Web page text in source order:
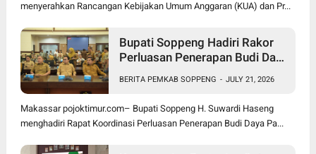
menyerahkan Rancangan Kebijakan Umum Anggaran (KUA) dan Pr...
Bupati Soppeng Hadiri Rakor
Perluasan Penerapan Budi Daya
BERITA PEMKAB SOPPENG - JULY 21, 2026
Makassar pojoktimur.com– Bupati Soppeng H. Suwardi Haseng
menghadiri Rapat Koordinasi Perluasan Penerapan Budi Daya Pa...